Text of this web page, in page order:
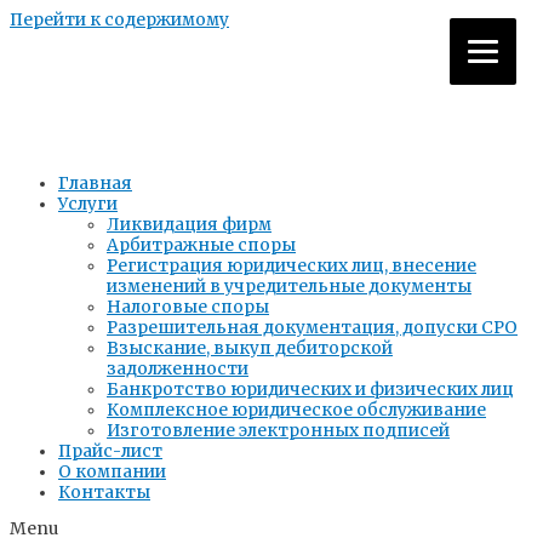
Перейти к содержимому
Главная
Услуги
Ликвидация фирм
Арбитражные споры
Регистрация юридических лиц, внесение
изменений в учредительные документы
Налоговые споры
Разрешительная документация, допуски СРО
Взыскание, выкуп дебиторской
задолженности​
Банкротство юридических и физических лиц
Комплексное юридическое обслуживание
Изготовление электронных подписей
Прайс-лист
О компании
Контакты
Menu